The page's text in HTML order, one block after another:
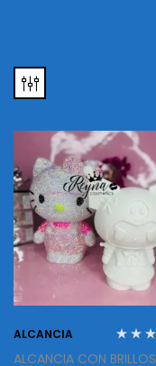
ALCANCIA
ALCANCIA CON BRILLOS